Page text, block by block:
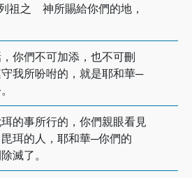
祖之 神所賜給你們的地，
你們不可加添，也不可刪
我所吩咐的，就是耶和華─
的事所行的，你們親眼看見
珥的人，耶和華─你們的
滅了。